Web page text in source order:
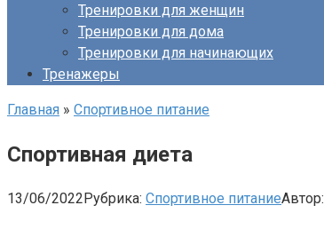
Тренировки для женщин
Тренировки для дома
Тренировки для начинающих
Тренажеры
Главная » Спортивное питание
Спортивная диета
13/06/2022Рубрика: Спортивное питаниеАвтор: